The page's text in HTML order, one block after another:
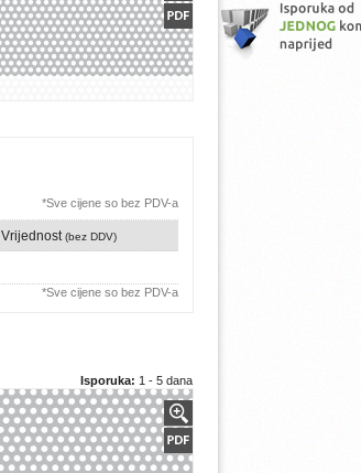
*Sve cijene so bez PDV-a
Vrijednost(bez DDV)
*Sve cijene so bez PDV-a
Isporuka: 1 - 5 dana